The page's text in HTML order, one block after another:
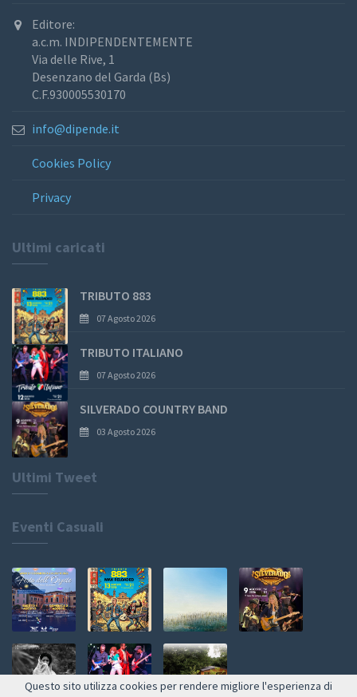
Editore:
a.c.m. INDIPENDENTEMENTE
Via delle Rive, 1
Desenzano del Garda (Bs)
C.F.930005530170
info@dipende.it
Cookies Policy
Privacy
Ultimi caricati
TRIBUTO 883
07 Agosto 2026
TRIBUTO ITALIANO
07 Agosto 2026
SILVERADO COUNTRY BAND
03 Agosto 2026
Ultimi Tweet
Eventi Casuali
Questo sito utilizza cookies per rendere migliore l'esperienza di